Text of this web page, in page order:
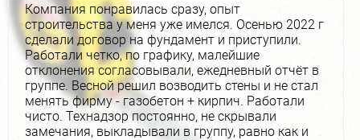
Выражаем благодарность всем специалистам
компании с которыми удалось поработать! За 7
месяцев спроектировали и построили нам дом.
Пришли с незаконченным индивидуальным
проектом в сентябре 2021 года, в начале апреля
2022 года подписали акт о сдаче объекта. И это в
условиях зимы, короновируса, очередей на
газобетон и с использованием ипотечных
средств.